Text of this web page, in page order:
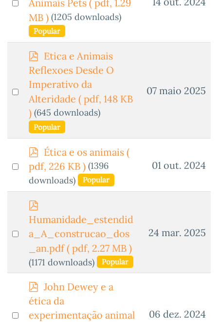
item
Animais Pets ( pdf, 1.29
MB ) (1205 downloads)
Popular
Select
item
p
d
f
Etica e Animais
Reflexoes Desde O
Imperativo da
Alteridade ( pdf, 148 KB
) (645 downloads)
Popular
07 maio 2025
Select
item
p
d
f
Ética e os animais (
pdf, 226 KB ) (1396
downloads)
Popular
01 out. 2024
Select
item
d
f
Humanidade_estendid
a_A_construcao_dos
_an.pdf ( pdf, 2.27 MB )
(1171 downloads) Popular
24 mar. 2025
Select
p
d
f
John Dewey e a
ética da
experimentação animal
06 dez. 2024